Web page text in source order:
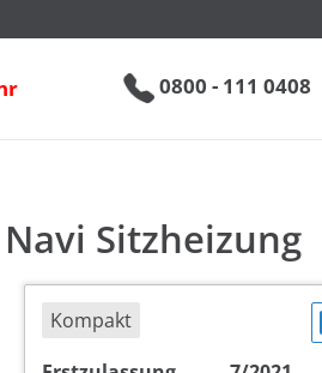
0800 - 111 0408
Sitzheizung
Kompakt